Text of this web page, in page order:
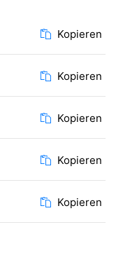
Kopieren
Kopieren
Kopieren
Kopieren
Kopieren